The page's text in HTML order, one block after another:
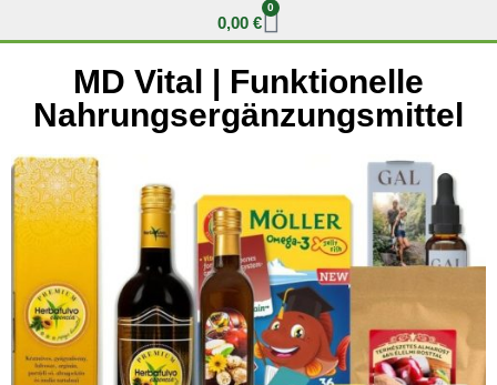
English (UK)
0,00 €
0
MD Vital | Funktionelle
Nahrungsergänzungsmittel